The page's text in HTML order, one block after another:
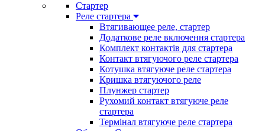
Стартер
Реле стартера
Втягивающее реле, стартер
Додаткове реле включення стартера
Комплект контактів для стартера
Контакт втягуючого реле стартера
Котушка втягуюче реле стартера
Кришка втягуючого реле
Плунжер стартер
Рухомий контакт втягуюче реле
стартера
Термінал втягуюче реле стартера